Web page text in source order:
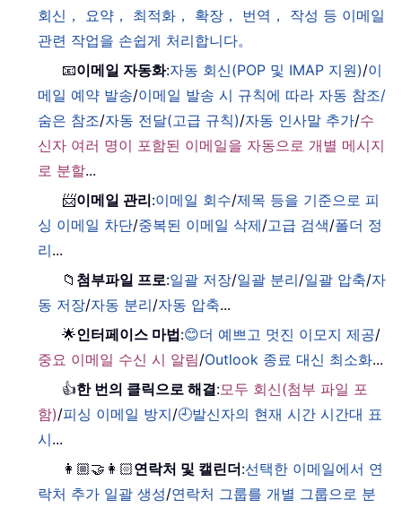
회신， 요약， 최적화， 확장， 번역， 작성 등 이메일
관련 작업을 손쉽게 처리합니다。
📧이메일 자동화:자동 회신(POP 및 IMAP 지원)/이
메일 예약 발송/이메일 발송 시 규칙에 따라 자동 참조/
숨은 참조/자동 전달(고급 규칙)/자동 인사말 추가/수
신자 여러 명이 포함된 이메일을 자동으로 개별 메시지
로 분할...
📨이메일 관리:이메일 회수/제목 등을 기준으로 피
싱 이메일 차단/중복된 이메일 삭제/고급 검색/폴더 정
리...
📁 첨부파일 프로:일괄 저장/일괄 분리/일괄 압축/자
동 저장/자동 분리/자동 압축...
🌟인터페이스 마법:😊더 예쁘고 멋진 이모지 제공/
중요 이메일 수신 시 알림/Outlook 종료 대신 최소화...
👍한 번의 클릭으로 해결:모두 회신(첨부 파일 포
함)/피싱 이메일 방지/🕘발신자의 현재 시간 시간대 표
시...
👩🏼‍🤝‍👩🏻연락처 및 캘린더:선택한 이메일에서 연
락처 추가 일괄 생성/연락처 그룹를 개별 그룹으로 분